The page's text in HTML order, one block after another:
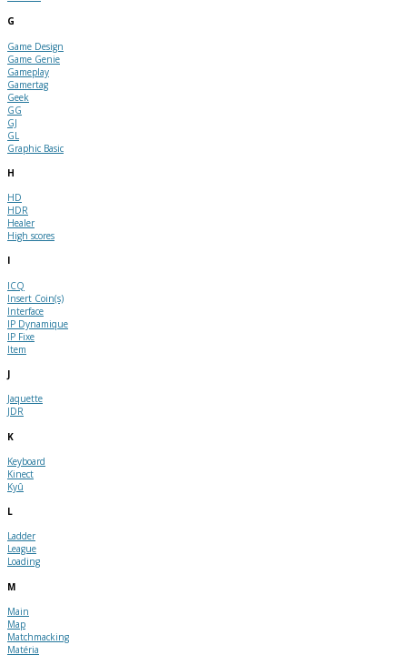
G
Game Design
Game Genie
Gameplay
Gamertag
Geek
GG
GJ
GL
Graphic Basic
H
HD
HDR
Healer
High scores
I
ICQ
Insert Coin(s)
Interface
IP Dynamique
IP Fixe
Item
J
Jaquette
JDR
K
Keyboard
Kinect
Kyû
L
Ladder
League
Loading
M
Main
Map
Matchmacking
Matéria